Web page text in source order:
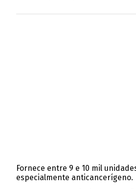
Fornece entre 9 e 10 mil
especialmente anticancerígeno.